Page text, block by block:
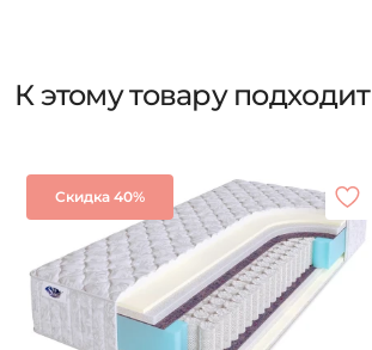
К этому товару подходит
Скидка 40%